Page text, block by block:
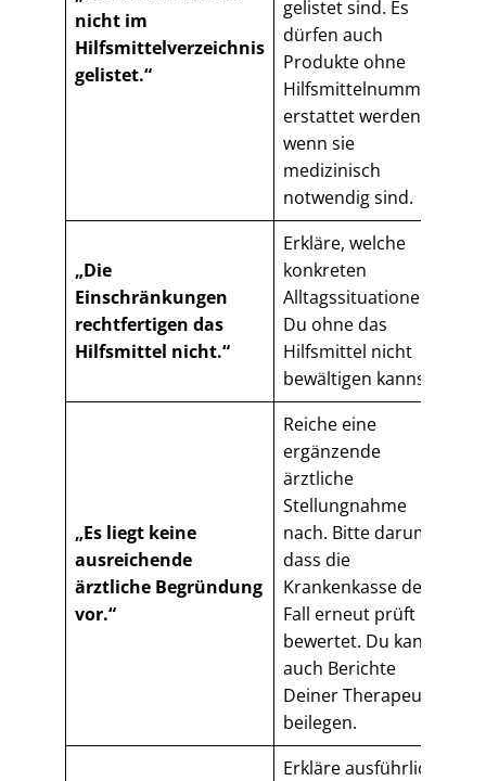
nicht im
Hilfsmittelverzeichnis
gelistet.“
gelistet sind. Es
dürfen auch
Produkte ohne
Hilfsmittelnummer
erstattet werden,
wenn sie
medizinisch
notwendig sind.
„Die
Einschränkungen
rechtfertigen das
Hilfsmittel nicht.“
Erkläre, welche
konkreten
Alltagssituationen
Du ohne das
Hilfsmittel nicht
bewältigen kannst.
„Es liegt keine
ausreichende
ärztliche Begründung
vor.“
Reiche eine
ergänzende
ärztliche
Stellungnahme
nach. Bitte darum,
dass die
Krankenkasse den
Fall erneut prüft und
bewertet. Du kannst
auch Berichte
Deiner Therapeuten
beilegen.
Erkläre ausführlich,